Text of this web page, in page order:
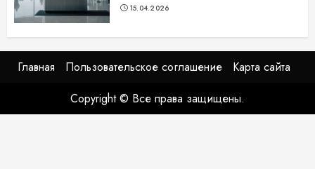
15.04.2026
Главная Пользовательское соглашение
Карта сайта
Copyright © Все права защищены.